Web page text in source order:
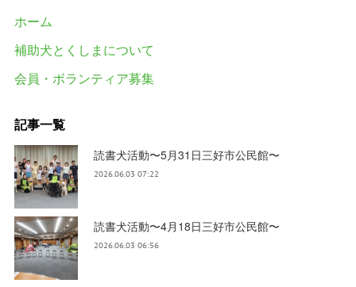
ホーム
補助犬とくしまについて
会員・ボランティア募集
記事一覧
読書犬活動〜5月31日三好市公民館〜
2026.06.03 07:22
読書犬活動〜4月18日三好市公民館〜
2026.06.03 06:56